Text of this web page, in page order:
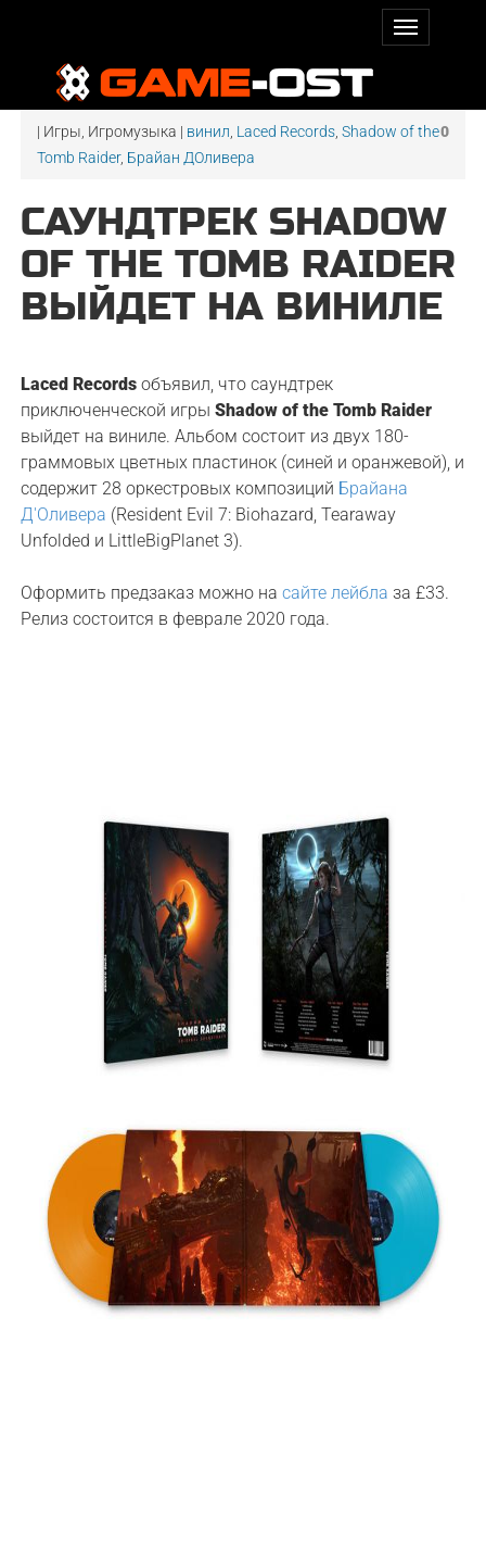
0
| Игры, Игромузыка | винил Laced Records ,Shadow of the
Tomb Raider, Брайан ДОливера
САУНДТРЕК SHADOW
OF THE TOMB RAIDER
ВЫЙДЕТ НА ВИНИЛЕ
Laced Records объявил, что саундтрек
приключенческой игрыShadow of the Tomb Raider
выйдет на виниле. Альбом состоит из двух 180-
граммовых цветных пластинок (синей и оранжевой), и
содержит 28 оркестровых композиций Брайана
Д'Оливера (Resident Evil 7: Biohazard, Tearaway
Unfolded и LittleBigPlanet 3).
Оформить предзаказ можно насайте лейбла за £33.
Релиз состоится в феврале 2020 года.